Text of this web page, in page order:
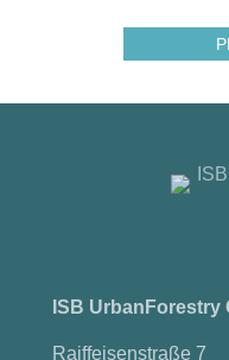
ISB UrbanForestry
Raiffeisenstraße 7